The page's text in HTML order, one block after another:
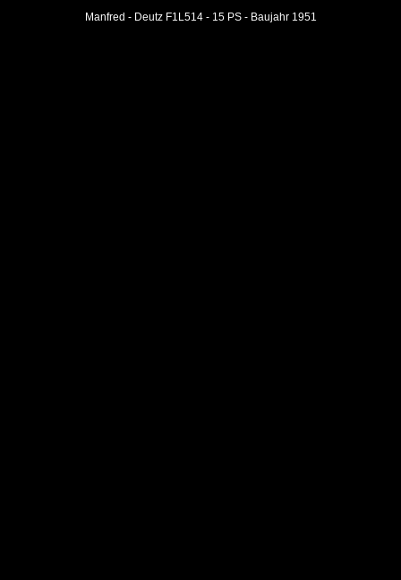
Manfred - Deutz F1L514 - 15 PS - Baujahr 1951